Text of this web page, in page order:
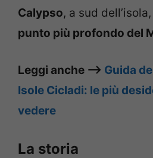
Calypso, a sud
punto più profondo del
Leggi anche –> Guida
Isole Cicladi: le più
vedere
La storia